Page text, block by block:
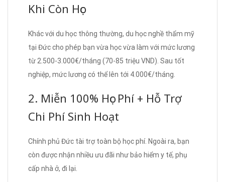
Khi Còn Học
Khác với du học thông thường, du học nghề thẩm mỹ
tại Đức cho phép bạn vừa học vừa làm với mức lương
từ 2.500-3.000€/tháng (70-85 triệu VND). Sau tốt
nghiệp, mức lương có thể lên tới 4.000€/tháng.
2. Miễn 100% Học Phí + Hỗ Trợ
Chi Phí Sinh Hoạt
Chính phủ Đức tài trợ toàn bộ học phí. Ngoài ra, bạn
còn được nhận nhiều ưu đãi như bảo hiểm y tế, phụ
cấp nhà ở, đi lại.